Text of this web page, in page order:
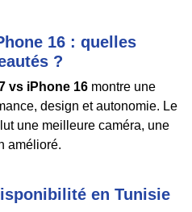
16 : quelles
?
vs iPhone 16 montre une
design et autonomie. Le
une meilleure caméra, une
amélioré.
en Tunisie